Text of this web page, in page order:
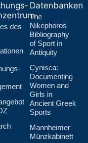
des
Datenbanken
The
Nikephoros
Bibliography
of Sport in
Antiquity
Cynisca:
Documenting
Women and
Girls in
Ancient Greek
Sports
Mannheimer
Münzkabinett